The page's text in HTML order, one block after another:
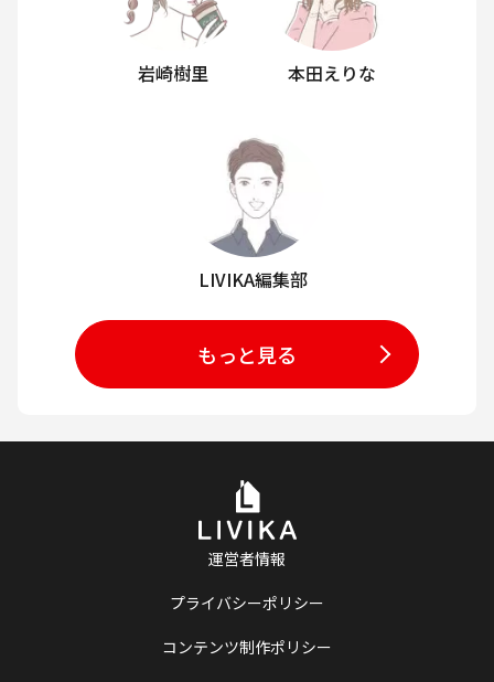
岩崎樹里 本田えりな
LIVIKA編集部
もっと見る
運営者情報
プライバシーポリシー
コンテンツ制作ポリシー